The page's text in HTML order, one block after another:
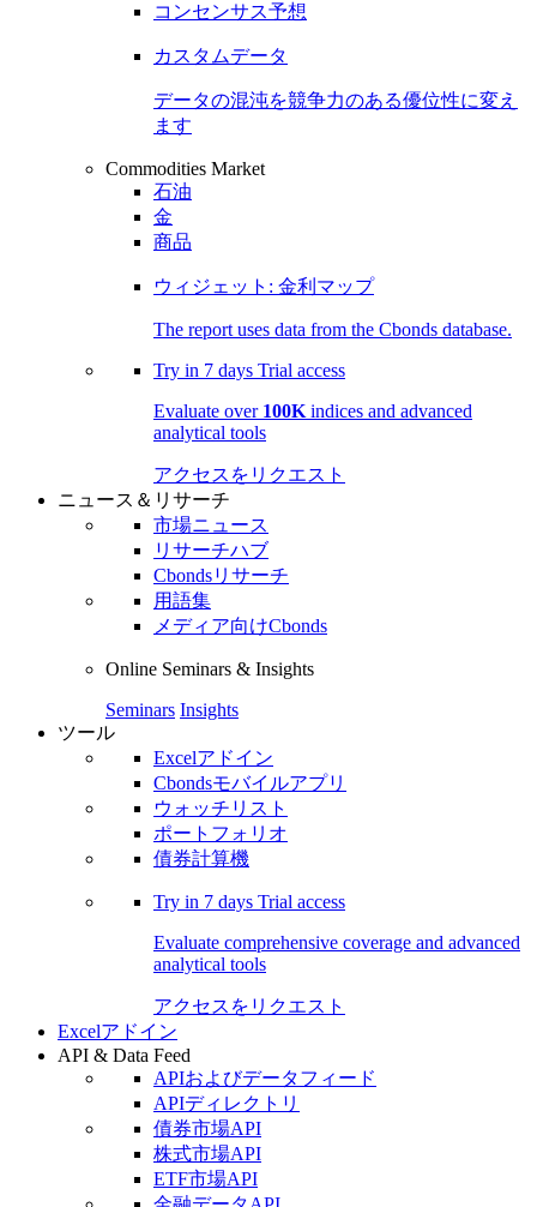
コンセンサス予想
カスタムデータ
データの混沌を競争力のある優位性に変え
ます
Commodities Market
石油
金
商品
ウィジェット: 金利マップ
The report uses data from the Cbonds database.
Try in 7 days Trial access
Evaluate over 100K indices and advanced
analytical tools
アクセスをリクエスト
ニュース＆リサーチ
市場ニュース
リサーチハブ
Cbondsリサーチ
用語集
メディア向けCbonds
Online Seminars & Insights
Seminars Insights
ツール
Excelアドイン
Cbondsモバイルアプリ
ウォッチリスト
ポートフォリオ
債券計算機
Try in 7 days Trial access
Evaluate comprehensive coverage and advanced
analytical tools
アクセスをリクエスト
Excelアドイン
API & Data Feed
APIおよびデータフィード
APIディレクトリ
債券市場API
株式市場API
ETF市場API